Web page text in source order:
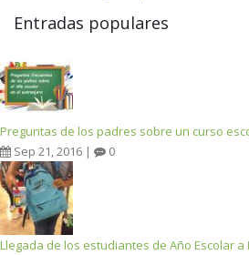
Entradas populares
Preguntas de los padres sobre un curso
Sep 21, 2016 |
0
Llegada de los estudiantes de Año Escolar a